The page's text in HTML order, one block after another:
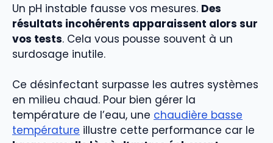
Un pH instable fausse vos mesures. Des
résultats incohérents apparaissent alors sur
vos tests. Cela vous pousse souvent à un
surdosage inutile.
Ce désinfectant surpasse les autres systèmes
en milieu chaud. Pour bien gérer la
température de l’eau, une chaudière basse
température illustre cette performance car le